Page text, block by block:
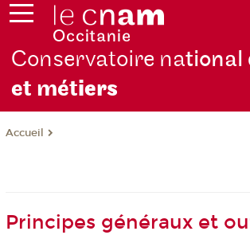
Conservatoire national
et métiers
Accueil
Principes généraux et